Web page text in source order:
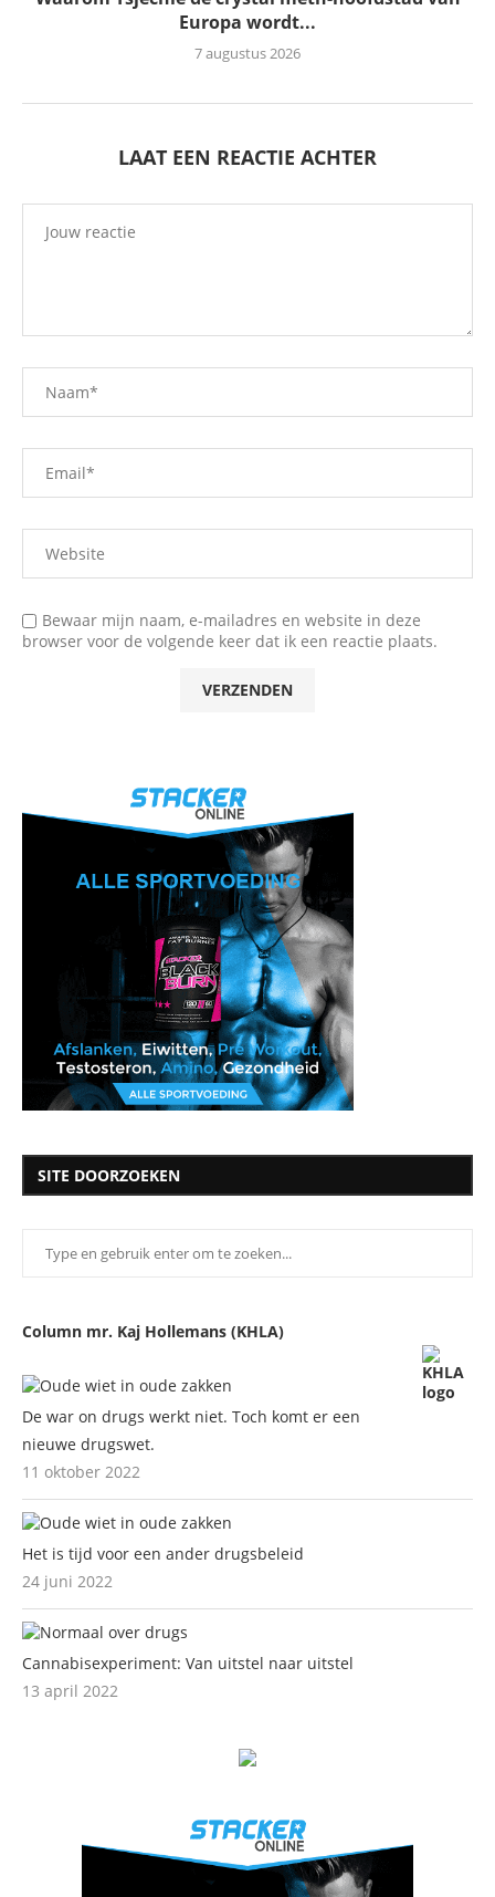
Europa wordt...
7 augustus 2026
LAAT EEN REACTIE ACHTER
Bewaar mijn naam, e-mailadres en website in deze
browser voor de volgende keer dat ik een reactie plaats.
SITE DOORZOEKEN
Column mr. Kaj Hollemans (KHLA)
De war on drugs werkt niet. Toch komt er een
nieuwe drugswet.
11 oktober 2022
Het is tijd voor een ander drugsbeleid
24 juni 2022
Cannabisexperiment: Van uitstel naar uitstel
13 april 2022